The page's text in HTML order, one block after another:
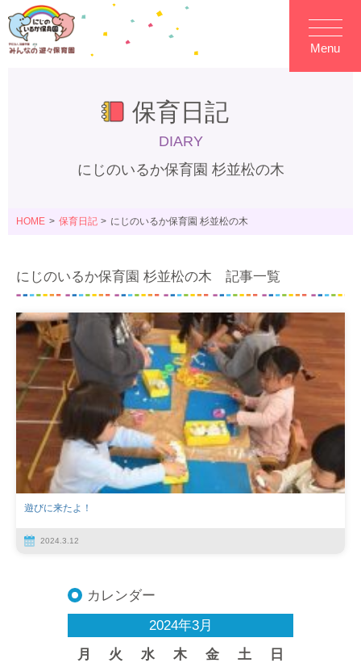
Menu
保育日記
DIARY
にじのいるか保育園 杉並松の木
HOME 保育日記 にじのいるか保育園 杉並松の木
にじのいるか保育園 杉並松の木 記事一覧
遊びに来たよ！
2024.3.12
カレンダー
2024年3月
月
火 水 木 金 土 日